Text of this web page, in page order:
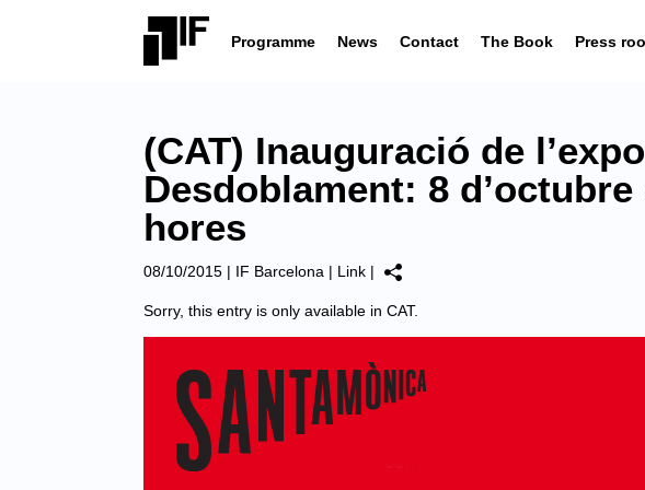
Programme News Contact The Book Press
(CAT) Inauguració de
Desdoblament: 8 d’octubre
hores
08/10/2015 | IF Barcelona | Link |
Sorry, this entry is only available in CAT.